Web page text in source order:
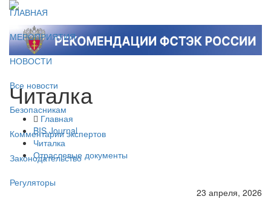
ГЛАВНАЯ
МЕРОПРИЯТИЯ
НОВОСТИ
Все новости
Безопасникам
Комментарии экспертов
Законодательство
Регуляторы
Читалка
Главная
BIS Journal
Читалка
Отраслевые документы
23 апреля, 2026